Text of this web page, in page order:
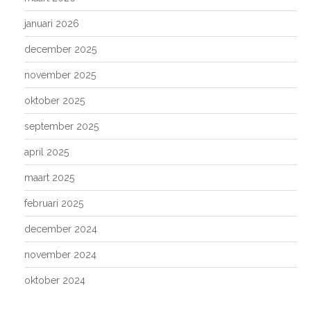
januari 2026
december 2025
november 2025
oktober 2025
september 2025
april 2025
maart 2025
februari 2025
december 2024
november 2024
oktober 2024